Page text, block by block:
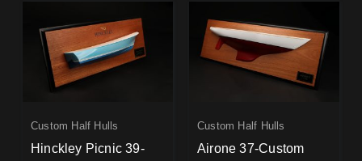
Custom Half Hulls
Hinckley Picnic 39-
Custom Half Hulls
Airone 37-Custom